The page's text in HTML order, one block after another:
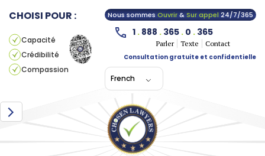
CHOISI POUR :
Capacité
Crédibilité
Compassion
Nous sommesOuvrir&Sur appel24/7/365
1 . 888 . 365 . 0 . 365
Parler Texte
Contact
Consultation gratuite et confidentielle
French